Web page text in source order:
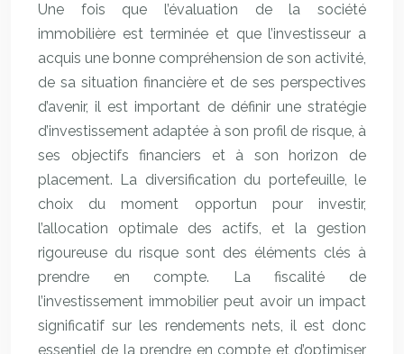
Une fois que l’évaluation de la société
immobilière est terminée et que l’investisseur a
acquis une bonne compréhension de son activité,
de sa situation financière et de ses perspectives
d’avenir, il est important de définir une stratégie
d’investissement adaptée à son profil de risque, à
ses objectifs financiers et à son horizon de
placement. La diversification du portefeuille, le
choix du moment opportun pour investir,
l’allocation optimale des actifs, et la gestion
rigoureuse du risque sont des éléments clés à
prendre en compte. La fiscalité de
l’investissement immobilier peut avoir un impact
significatif sur les rendements nets, il est donc
essentiel de la prendre en compte et d’optimiser